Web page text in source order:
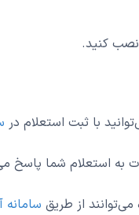
نصب کنید.
سامانه